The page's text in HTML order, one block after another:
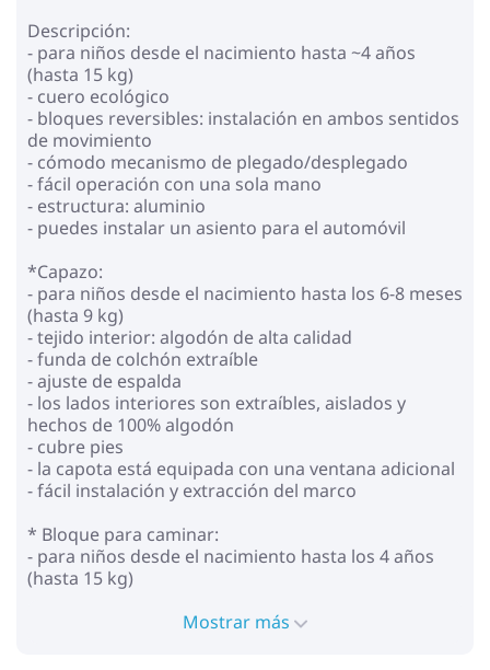
Descripción:
- para niños desde el nacimiento hasta ~4 años
(hasta 15 kg)
- cuero ecológico
- bloques reversibles: instalación en ambos sentidos
de movimiento
- cómodo mecanismo de plegado/desplegado
- fácil operación con una sola mano
- estructura: aluminio
- puedes instalar un asiento para el automóvil
*Capazo:
- para niños desde el nacimiento hasta los 6-8 meses
(hasta 9 kg)
- tejido interior: algodón de alta calidad
- funda de colchón extraíble
- ajuste de espalda
- los lados interiores son extraíbles, aislados y
hechos de 100% algodón
- cubre pies
- la capota está equipada con una ventana adicional
- fácil instalación y extracción del marco
* Bloque para caminar:
- para niños desde el nacimiento hasta los 4 años
(hasta 15 kg)
- respaldo regulable en posición horizontal
Mostrar más